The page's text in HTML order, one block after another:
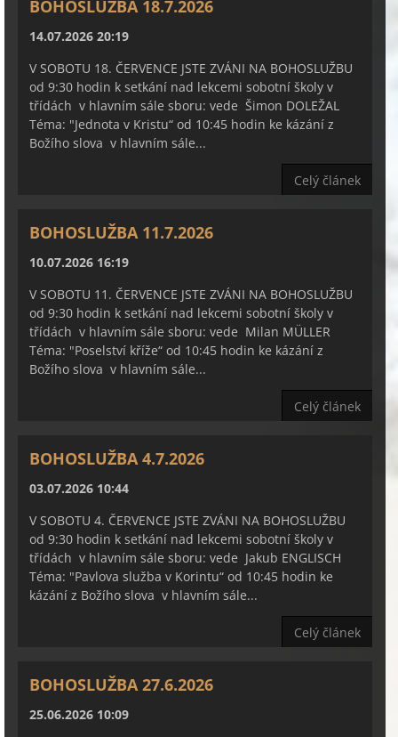
BOHOSLUŽBA 18.7.2026
14.07.2026 20:19
V SOBOTU 18. ČERVENCE JSTE ZVÁNI NA BOHOSLUŽBU
od 9:30 hodin k setkání nad lekcemi sobotní školy v
třídách v hlavním sále sboru: vede Šimon DOLEŽAL
Téma: "Jednota v Kristu“ od 10:45 hodin ke kázání z
Božího slova v hlavním sále...
Celý článek
BOHOSLUŽBA 11.7.2026
10.07.2026 16:19
V SOBOTU 11. ČERVENCE JSTE ZVÁNI NA BOHOSLUŽBU
od 9:30 hodin k setkání nad lekcemi sobotní školy v
třídách v hlavním sále sboru: vede Milan MÜLLER
Téma: "Poselství kříže“ od 10:45 hodin ke kázání z
Božího slova v hlavním sále...
Celý článek
BOHOSLUŽBA 4.7.2026
03.07.2026 10:44
V SOBOTU 4. ČERVENCE JSTE ZVÁNI NA BOHOSLUŽBU
od 9:30 hodin k setkání nad lekcemi sobotní školy v
třídách v hlavním sále sboru: vede Jakub ENGLISCH
Téma: "Pavlova služba v Korintu“ od 10:45 hodin ke
kázání z Božího slova v hlavním sále...
Celý článek
BOHOSLUŽBA 27.6.2026
25.06.2026 10:09